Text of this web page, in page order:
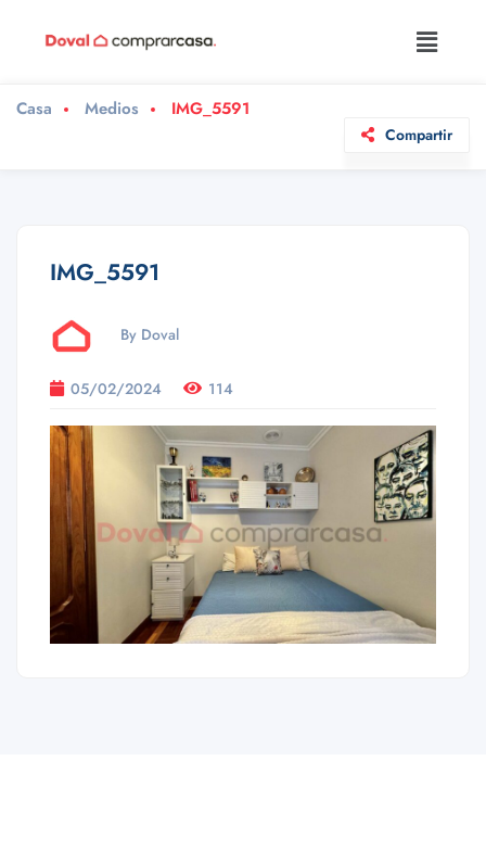
Casa Medios IMG_5591
Compartir
IMG_5591
By Doval
05/02/2024 114